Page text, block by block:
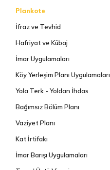
Plankote
İfraz ve Tevhid
Hafriyat ve Kübaj
İmar Uygulamaları
Köy Yerleşim Planı Uygulamaları
Yola Terk - Yoldan İhdas
Bağımsız Bölüm Planı
Vaziyet Planı
Kat İrtifakı
İmar Barışı Uygulamaları